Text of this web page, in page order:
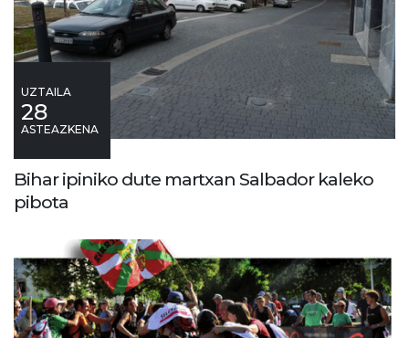
UZTAILA
28
ASTEAZKENA
Bihar ipiniko dute martxan Salbador kaleko
pibota